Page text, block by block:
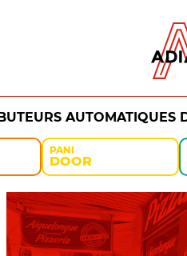
AUTOMATIQUES
PANI
DOOR